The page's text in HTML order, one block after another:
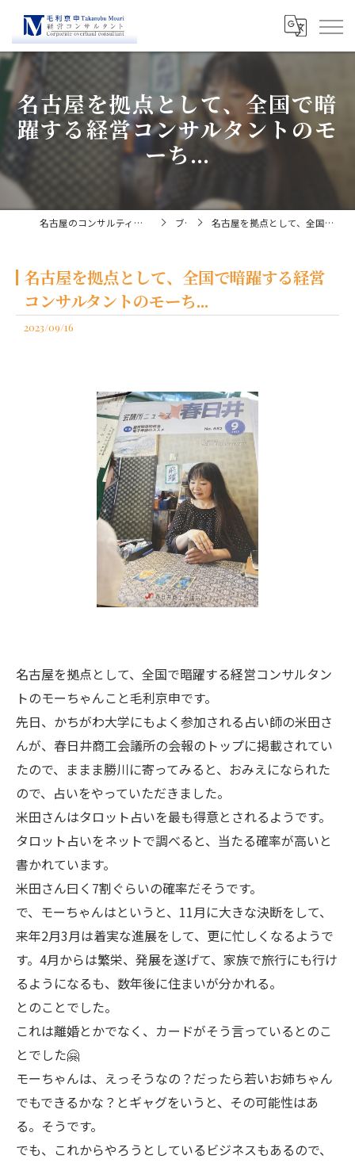
名古屋を拠点として、全国で暗
躍する経営コンサルタントのモ
ーち...
名古屋のコンサルティングなら経営コンサルタント毛利京申 ブログ 名古屋を拠点として、全国で暗躍する経営コンサルタントのモーち...
名古屋を拠点として、全国で暗躍する経営
コンサルタントのモーち...
2023/09/16
名古屋を拠点として、全国で暗躍する経営コンサルタン
トのモーちゃんこと毛利京申です。
先日、かちがわ大学にもよく参加される占い師の米田さ
んが、春日井商工会議所の会報のトップに掲載されてい
たので、ままま勝川に寄ってみると、おみえになられた
ので、占いをやっていただきました。
米田さんはタロット占いを最も得意とされるようです。
タロット占いをネットで調べると、当たる確率が高いと
書かれています。
米田さん曰く7割ぐらいの確率だそうです。
で、モーちゃんはというと、11月に大きな決断をして、
来年2月3月は着実な進展をして、更に忙しくなるようで
す。4月からは繁栄、発展を遂げて、家族で旅行にも行け
るようになるも、数年後に住まいが分かれる。
とのことでした。
これは離婚とかでなく、カードがそう言っているとのこ
とでした🤗
モーちゃんは、えっそうなの？だったら若いお姉ちゃん
でもできるかな？とギャグをいうと、その可能性はあ
る。そうです。
でも、これからやろうとしているビジネスもあるので、